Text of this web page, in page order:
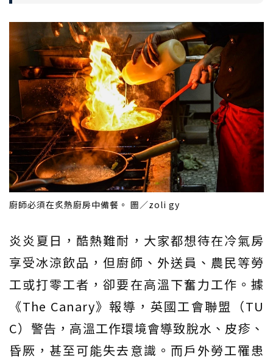
廚師必須在炙熱廚房中備餐。 圖／zoli gy
炎炎夏日，酷熱難耐，大家都想待在冷氣房
享受冰涼飲品，但廚師、外送員、農民等勞
工或打零工者，卻要在高溫下奮力工作。據
《The Canary》報導，英國工會聯盟（TU
C）警告，高溫工作環境會導致脫水、皮疹、
昏厥，甚至可能失去意識。而戶外勞工罹患